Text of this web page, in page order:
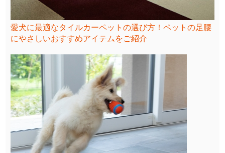
愛犬に最適なタイルカーペットの選び方！ペットの足腰
にやさしいおすすめアイテムをご紹介